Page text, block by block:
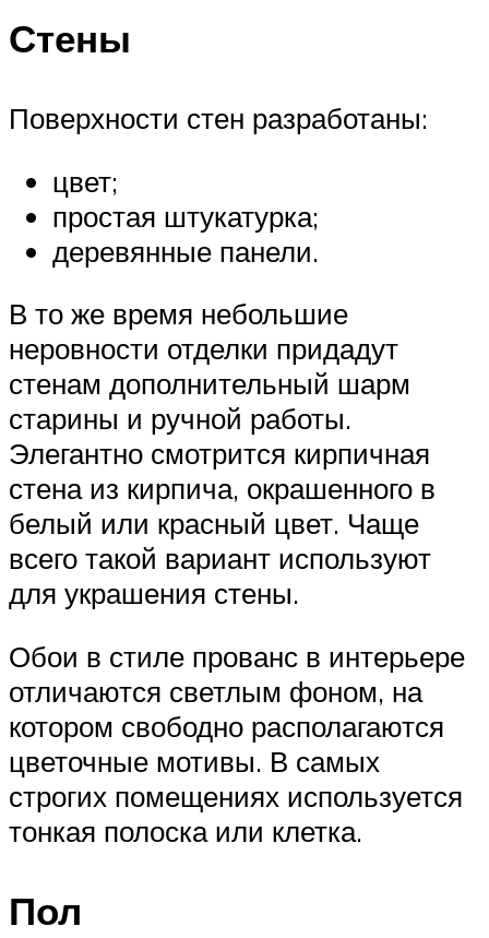
Стены
Поверхности стен разработаны:
цвет;
простая штукатурка;
деревянные панели.
В то же время небольшие
неровности отделки придадут
стенам дополнительный шарм
старины и ручной работы.
Элегантно смотрится кирпичная
стена из кирпича, окрашенного в
белый или красный цвет. Чаще
всего такой вариант используют
для украшения стены.
Обои в стиле прованс в интерьере
отличаются светлым фоном, на
котором свободно располагаются
цветочные мотивы. В самых
строгих помещениях используется
тонкая полоска или клетка.
Пол